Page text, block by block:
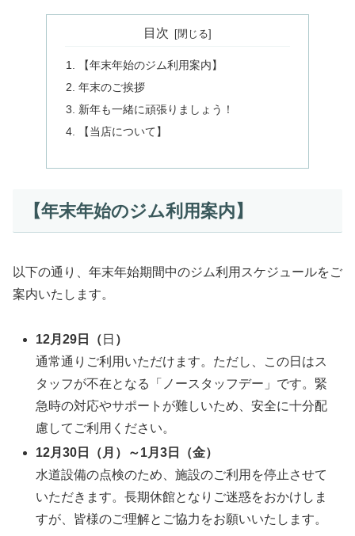
目次
【年末年始のジム利用案内】
年末のご挨拶
新年も一緒に頑張りましょう！
【当店について】
【年末年始のジム利用案内】
以下の通り、年末年始期間中のジム利用スケジュールをご
案内いたします。
12月29日（ 日 ）
通常通りご利用いただけます。ただし、この日はス
タッフが不在となる「ノースタッフデー」です。緊
急時の対応やサポートが難しいため、安全に十分配
慮してご利用ください。
12月30日（月）～1月3日（金）
水道設備の点検のため、施設のご利用を停止させて
いただきます。長期休館となりご迷惑をおかけしま
すが、皆様のご理解とご協力をお願いいたします。